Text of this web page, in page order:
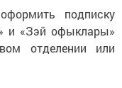
подписку
и «Зэй офыклары»
отделении или